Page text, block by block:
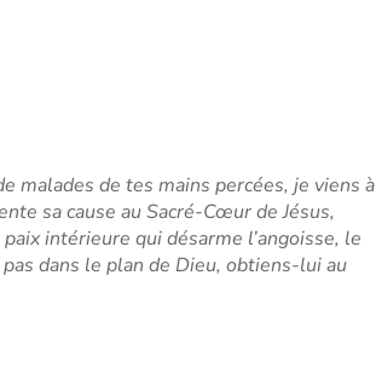
malades de tes mains percées, je viens à
sa cause au Sacré-Cœur de Jésus,
intérieure qui désarme l’angoisse, le
dans le plan de Dieu, obtiens-lui au